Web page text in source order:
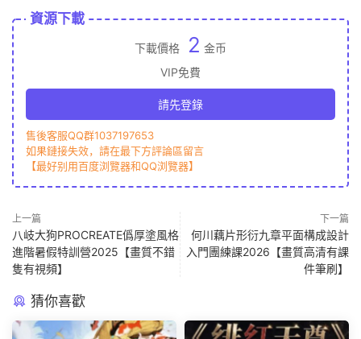
資源下載
下載價格 2 金币
VIP免費
請先登錄
售後客服QQ群1037197653
如果鏈接失效，請在最下方評論區留言
【最好别用百度浏覽器和QQ浏覽器】
上一篇
八岐大狗PROCREATE僞厚塗風格
進階暑假特訓營2025【畫質不錯
隻有視頻】
下一篇
何川藕片形衍九章平面構成設計
入門團練課2026【畫質高清有課
件筆刷】
猜你喜歡